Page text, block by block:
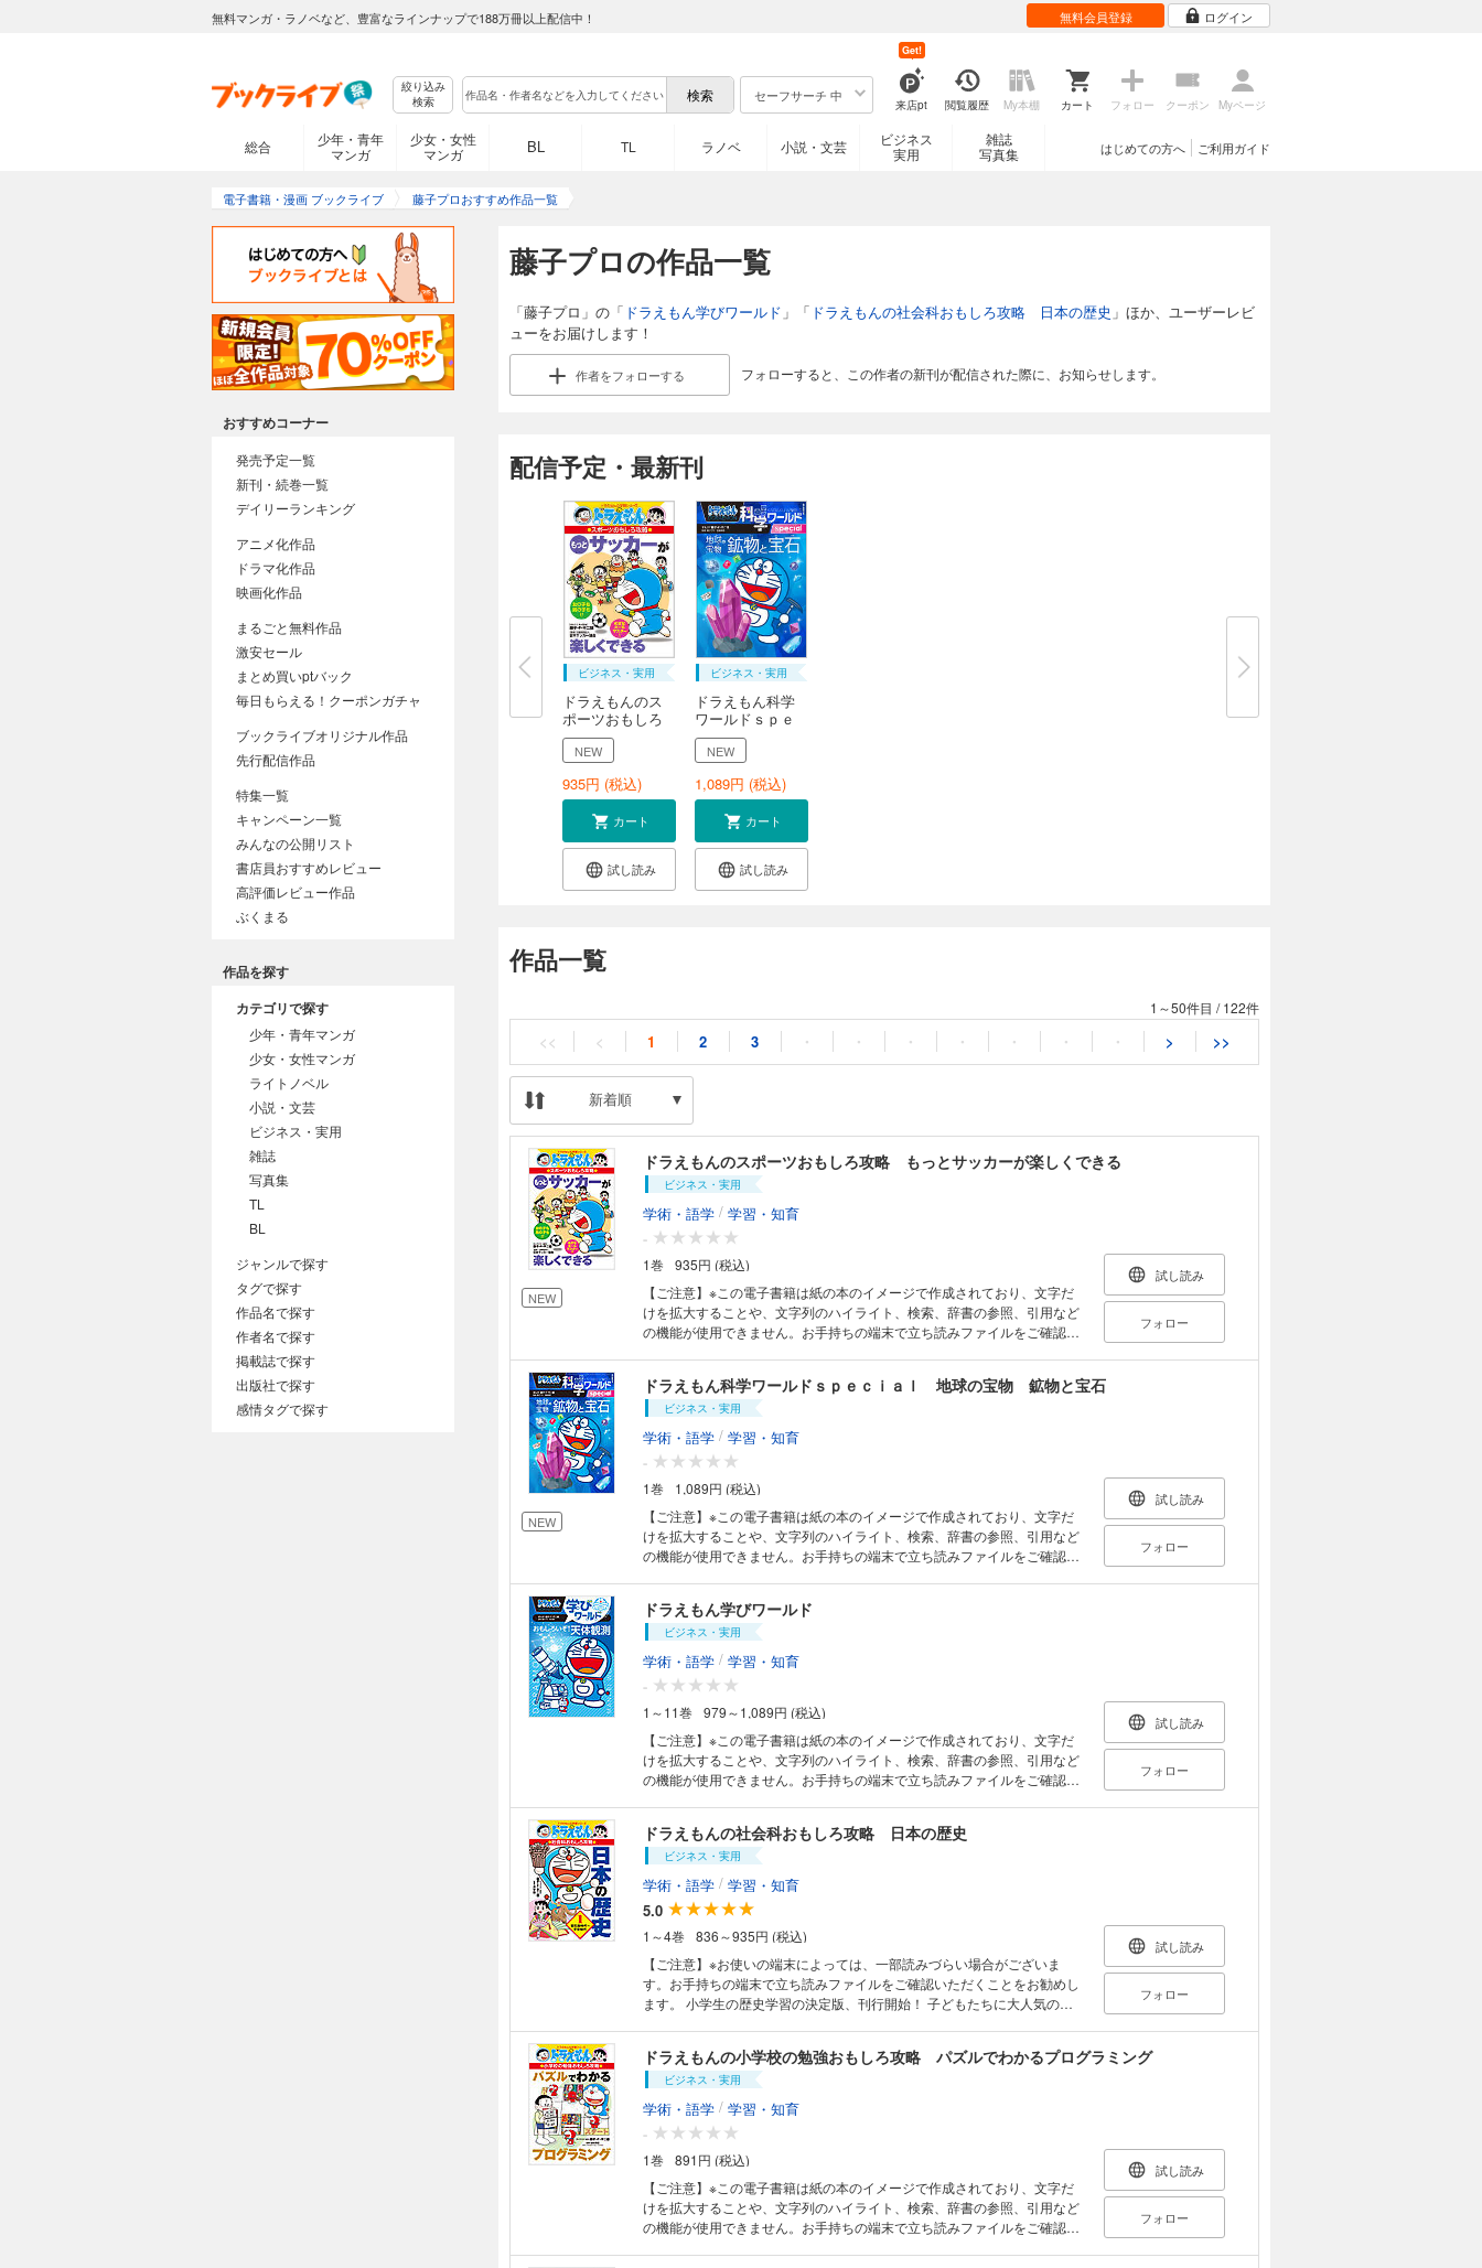
無料マンガ・ラノベなど、豊富なラインナップで188万冊以上配信中！ 無料会員登録 ログイン
絞り込み
検索
セーフサーチ 中
来店pt
Get!
閲覧履歴 My本棚 カート フォロー クーポン Myページ
総合
少年・青年
マンガ
少女・女性
マンガ
BL TL ラノベ 小説・文芸
ビジネス
実用
雑誌
写真集
ご利用ガイド
はじめての方へ
電子書籍・漫画 ブックライブ 藤子プロおすすめ作品一覧
藤子プロの作品一覧
「藤子プロ」の「 ドラえもん学びワールド 」「 ドラえもんの社会科おもしろ攻略 日本の歴史 」ほか、ユーザーレビ
ューをお届けします！
作者をフォローする フォローすると、この作者の新刊が配信された際に、お知らせします。
配信予定・最新刊
ビジネス・実用
ドラえもんのス
ポーツおもしろ
攻...
NEW
935円 (税込)
カート
試し読み
ビジネス・実用
ドラえもん科学
ワールドｓｐｅ
ｃ...
NEW
1,089円 (税込)
カート
試し読み
作品一覧
1～50件目 /122件
<< < 1 2 3 ・ ・ ・ ・ ・ ・ ・ > >>
新着順
NEW
ドラえもんのスポーツおもしろ攻略 もっとサッカーが楽しくできる
ビジネス・実用
学術・語学 / 学習・知育
-
1巻
935円 (税込)
【ご注意】※この電子書籍は紙の本のイメージで作成されており、文字だ
けを拡大することや、文字列のハイライト、検索、辞書の参照、引用など
の機能が使用できません。お手持ちの端末で立ち読みファイルをご確認い
ゲームまで。ロングセラーとなっている定番の入門書『サッカーが楽しく
できる』に待望の続編が登場しました！ ゲームをするための基本プレーが
中心だった前作の内容を踏まえつつ、今作ではゲームの中で生かせるチー
ムプレーや戦術の解説を充実させました。サッカーを始めたばかりの子ど
もや低学年でも楽しめる「スモールサイドゲーム」だけでなく、小学生の
試合で採用されている「８人制」や、中学生以降に主流になる「11人制」
まで、チームスポーツとしてのサッカーの魅力をふんだんに盛り込んでい
ます。 監修は、前作に引き続き日本サッカー協会（JFA）です。JFAが全
国各地で子ども向けに指導している内容を全面的に採用しているので、小
学生のうちから身につけておきたいルールやテクニック、チームプレーの
戦術などを安心して学べます。 FIFAワールドカップに日本中が熱狂するな
ど、国民的スポーツとなっているサッカーの魅力を、ドラえもんやのび太
たちといっしょに楽しく学ぼう！
試し読み
フォロー
NEW
ドラえもん科学ワールドｓｐｅｃｉａｌ 地球の宝物 鉱物と宝石
ビジネス・実用
学術・語学 / 学習・知育
-
1巻
1,089円 (税込)
【ご注意】※この電子書籍は紙の本のイメージで作成されており、文字だ
けを拡大することや、文字列のハイライト、検索、辞書の参照、引用など
の機能が使用できません。お手持ちの端末で立ち読みファイルをご確認い
ドやルビーなどの宝石、さらにはスマートフォンや自動車につかわれる金
属まで、私たちの身の回りには鉱物でできているものがたくさんありま
す。 この本では、鉱物のでき方や見分け方、結晶のふしぎな形、光る石や
色が変わる石のひみつ、ダイヤモンドなどの宝石の物語を紹介します。 ま
た、鉱物の観察や実験を通じて、その性質や特徴を楽しく学ぶことができ
ます。 さらに、レアアースや金属資源など、私たちのくらしを支える鉱物
の役割や、地球環境との関わりについても取り上げています。 鉱物を知る
ことは、地球を知ること。ドラえもんたちと一緒に、石の中にかくされた
地球の歴史やふしぎを発見する旅にでかけましょう。 国立科学博物館名誉
研究員の宮脇律郎先生による本格的な鉱物・宝石の入門書。 ※この作品は
カラーです。 （底本 2026年7月発売作品）
試し読み
フォロー
ドラえもん学びワールド
ビジネス・実用
学術・語学 / 学習・知育
-
1～11巻
979～1,089円 (税込)
【ご注意】※この電子書籍は紙の本のイメージで作成されており、文字だ
けを拡大することや、文字列のハイライト、検索、辞書の参照、引用など
の機能が使用できません。お手持ちの端末で立ち読みファイルをご確認い
体や星空に関するドラえもんのマンガを読みながら、学びの世界へ飛びこ
もう！ 国立天文台の縣秀彦先生の指導のもと、基本的な準備から、月や太
陽、星の動きと観測、日食・月食・流星群などの天体ショー、天体観測の
未来まで、丁寧に解説しています。 太陽や月の動き、惑星の特徴や見え
方、季節の星座など、中学受験でも役立つ内容も満載。 さらに、天体望遠
鏡の選び方、天体写真の撮り方や、全国の公開天文台やプラネタリウム館
も紹介しています。 星空体験で、宇宙への興味をひろげましょう！ 【も
くじ】 第1章 天体観測の準備をしよう 第2章 太陽の動きを見てみよう
第3章 月の動きや惑星を観察しよう 第4章 日食・月食を観察しよう 第5
章 星座を観察しよう 第6章 恒星と銀河の不思議 第7章 天体写真を撮
ろう 第8章 星を見に行こう 第9章 天体観測の歴史と未来を知ろう ※一
部カラーが含まれます。 ※本書に掲載されている二次元バーコードは、デ
バイスの機種やアプリの仕様によっては 読み取れない場合もあります。そ
試し読み
フォロー
ドラえもんの社会科おもしろ攻略 日本の歴史
ビジネス・実用
学術・語学 / 学習・知育
5.0
1～4巻
836～935円 (税込)
【ご注意】※お使いの端末によっては、一部読みづらい場合がございま
す。お手持ちの端末で立ち読みファイルをご確認いただくことをお勧めし
ます。 小学生の歴史学習の決定版、刊行開始！ 子どもたちに大人気の歴
石器時代・縄文時代・弥生時代・古墳時代・飛鳥時代・奈良時代・平安時
代の各時代を取り上げます。ドラえもんとのび太が大活躍するオリジナル
のまんがだけでなく、解説コラムを充実させた構成になっています。 ま
た、付録に「歴史の学び方」のページを加えました。資料の集め方から発
表の仕方まで、ばっちり学ぶことができます。 年表やさくいんページも
しっかりありますので、小学校の教科書で歴史を学ぶよりも、よりわかり
やすい構成になっています。 『日本の歴史２ 鎌倉時代～江戸時代前
半』『日本の歴史３ 江戸時代後半～現代』『日本の歴史４ 昭和時代後
半～令和時代』とあわせてお楽しみください！ （２０１３年４月発行作
品）
試し読み
フォロー
ドラえもんの小学校の勉強おもしろ攻略 パズルでわかるプログラミング
ビジネス・実用
学術・語学 / 学習・知育
-
1巻
891円 (税込)
【ご注意】※この電子書籍は紙の本のイメージで作成されており、文字だ
けを拡大することや、文字列のハイライト、検索、辞書の参照、引用など
の機能が使用できません。お手持ちの端末で立ち読みファイルをご確認い
試し読み
フォロー
おすすめコーナー
発売予定一覧
新刊・続巻一覧
デイリーランキング
アニメ化作品
ドラマ化作品
映画化作品
まるごと無料作品
激安セール
まとめ買いptバック
毎日もらえる！クーポンガチャ
ブックライブオリジナル作品
先行配信作品
特集一覧
キャンペーン一覧
みんなの公開リスト
書店員おすすめレビュー
高評価レビュー作品
ぶくまる
作品を探す
カテゴリで探す
少年・青年マンガ
少女・女性マンガ
ライトノベル
小説・文芸
ビジネス・実用
雑誌
写真集
TL
BL
ジャンルで探す
タグで探す
作品名で探す
作者名で探す
掲載誌で探す
出版社で探す
感情タグで探す